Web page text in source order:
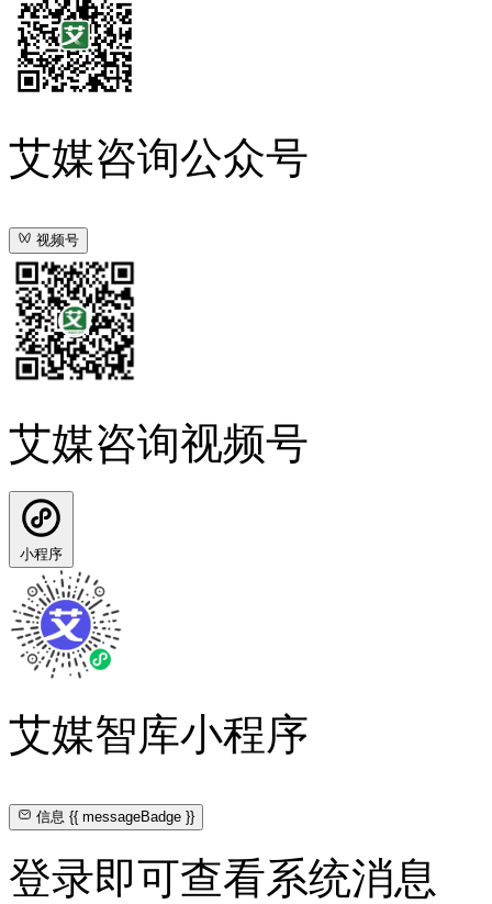
艾媒咨询公众号
视频号
艾媒咨询视频号
小程序
艾媒智库小程序
信息{{ messageBadge }}
登录即可查看系统消息